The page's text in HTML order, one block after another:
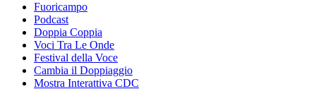
Fuoricampo
Podcast
Doppia Coppia
Voci Tra Le Onde
Festival della Voce
Cambia il Doppiaggio
Mostra Interattiva CDC